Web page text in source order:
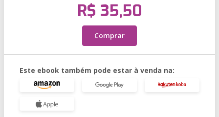
R$ 35,50
Comprar
Este ebook também pode estar à venda na: